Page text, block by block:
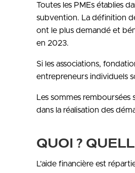
Toutes les PMEs établies
subvention. La définition
ont le plus demandé et
en 2023.
Si les associations,
entrepreneurs individuels
Les sommes
dans la réalisation des
QUOI ?
L’aide financière est